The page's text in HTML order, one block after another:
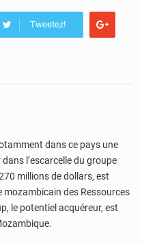
Tweetez!
dans ce pays une
l’escarcelle du groupe
millions de dollars, est
mozambicain des Ressources
le potentiel acquéreur, est